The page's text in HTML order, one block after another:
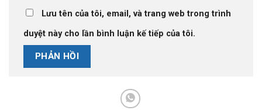
Lưu tên của tôi, email, và trang web trong trình
duyệt này cho lần bình luận kế tiếp của tôi.